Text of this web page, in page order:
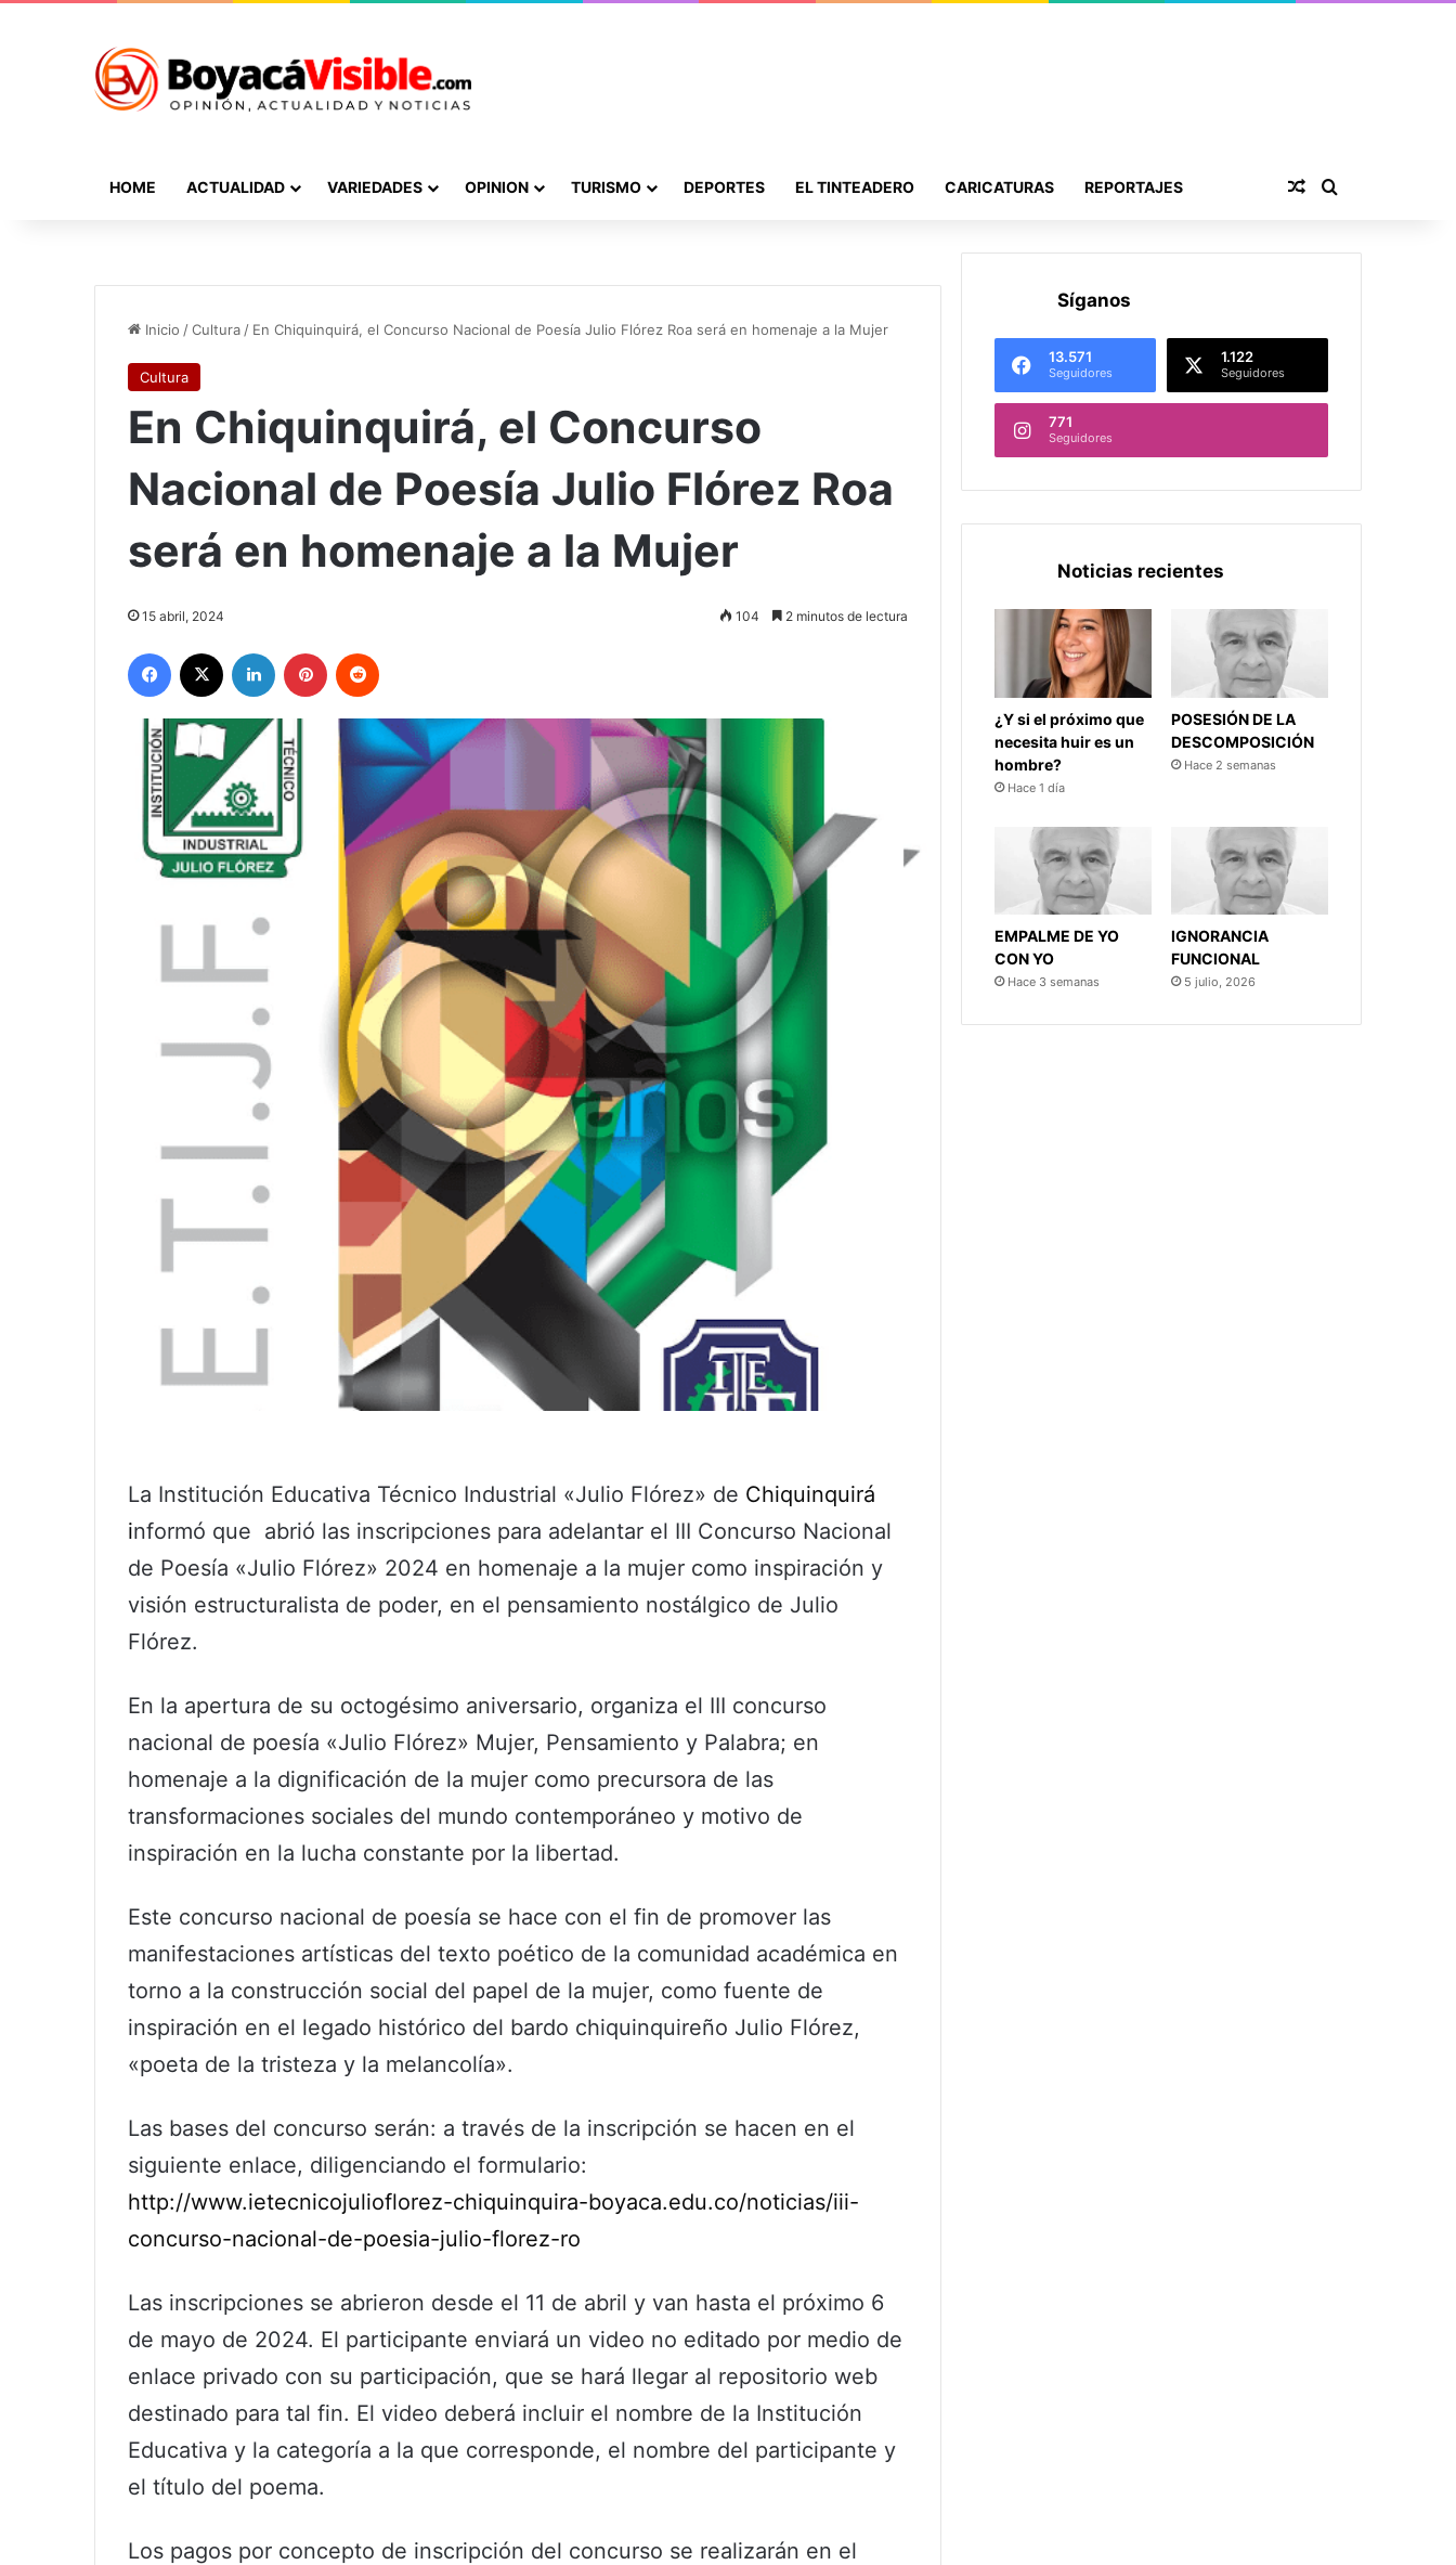
HOME ACTUALIDAD VARIEDADES OPINION TURISMO DEPORTES EL TINTEADERO CARICATURAS REPORTAJES Publicación al
Inicio /Cultura / En Chiquinquirá, el Concurso Nacional de Poesía Julio Flórez Roa será en homenaje a la Mujer
Cultura
En Chiquinquirá, el Concurso
Nacional de Poesía Julio Flórez Roa
será en homenaje a la Mujer
15 abril, 2024 104 2 minutos de lectura
Facebook LinkedIn Pinterest
La Institución Educativa Técnico Industrial «Julio Flórez» de Chiquinquirá
informó que abrió las inscripciones para adelantar el III Concurso Nacional
de Poesía «Julio Flórez» 2024 en homenaje a la mujer como inspiración y
visión estructuralista de poder, en el pensamiento nostálgico de Julio
Flórez.
En la apertura de su octogésimo aniversario, organiza el III concurso
nacional de poesía «Julio Flórez» Mujer, Pensamiento y Palabra; en
homenaje a la dignificación de la mujer como precursora de las
transformaciones sociales del mundo contemporáneo y motivo de
inspiración en la lucha constante por la libertad.
Este concurso nacional de poesía se hace con el fin de promover las
manifestaciones artísticas del texto poético de la comunidad académica en
torno a la construcción social del papel de la mujer, como fuente de
inspiración en el legado histórico del bardo chiquinquireño Julio Flórez,
«poeta de la tristeza y la melancolía».
Las bases del concurso serán: a través de la inscripción se hacen en el
siguiente enlace, diligenciando el formulario:
http://www.ietecnicojulioflorez-chiquinquira-boyaca.edu.co/noticias/iii-
concurso-nacional-de-poesia-julio-florez-ro
Las inscripciones se abrieron desde el 11 de abril y van hasta el próximo 6
de mayo de 2024. El participante enviará un video no editado por medio de
enlace privado con su participación, que se hará llegar al repositorio web
destinado para tal fin. El video deberá incluir el nombre de la Institución
Educativa y la categoría a la que corresponde, el nombre del participante y
el título del poema.
Los pagos por concepto de inscripción del concurso se realizarán en el
Síganos
13.571
Seguidores
1.122
Seguidores
771
Seguidores
Noticias recientes
¿Y si el próximo que
necesita huir es un
hombre?
Hace 1 día
POSESIÓN DE LA
DESCOMPOSICIÓN
Hace 2 semanas
EMPALME DE YO
CON YO
Hace 3 semanas
IGNORANCIA
FUNCIONAL
5 julio, 2026